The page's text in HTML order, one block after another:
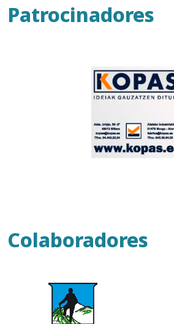
Patrocinadores
Colaboradores